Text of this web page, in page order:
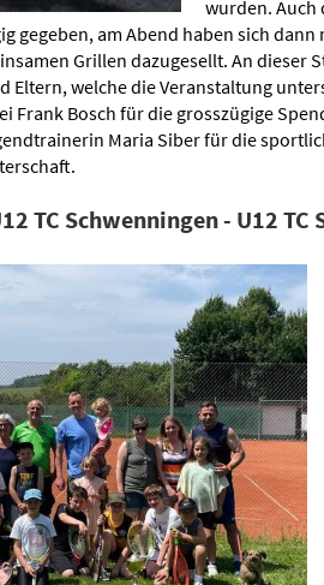
wurden. Auch
gegeben, am Abend haben sich dann
Grillen dazugesellt. An dieser
Eltern, welche die Veranstaltung
Frank Bosch für die grosszügige
Maria Siber für die
TC Schwenningen - U12